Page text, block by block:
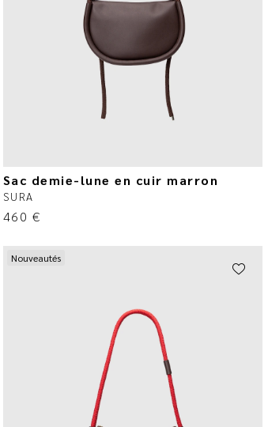
Sac demie-lune en cuir marron
SURA
460 €
Nouveautés